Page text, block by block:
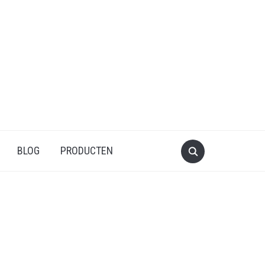
BLOG PRODUCTEN